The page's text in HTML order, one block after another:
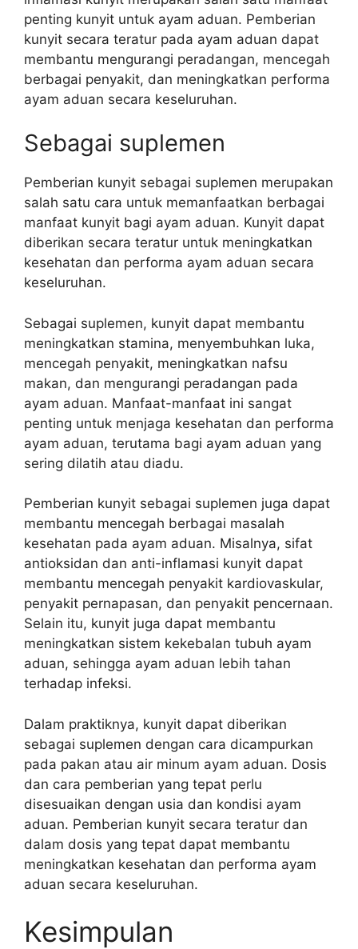
penting kunyit untuk ayam aduan. Pemberian
kunyit secara teratur pada ayam aduan dapat
membantu mengurangi peradangan, mencegah
berbagai penyakit, dan meningkatkan performa
ayam aduan secara keseluruhan.
Sebagai suplemen
Pemberian kunyit sebagai suplemen merupakan
salah satu cara untuk memanfaatkan berbagai
manfaat kunyit bagi ayam aduan. Kunyit dapat
diberikan secara teratur untuk meningkatkan
kesehatan dan performa ayam aduan secara
keseluruhan.
Sebagai suplemen, kunyit dapat membantu
meningkatkan stamina, menyembuhkan luka,
mencegah penyakit, meningkatkan nafsu
makan, dan mengurangi peradangan pada
ayam aduan. Manfaat-manfaat ini sangat
penting untuk menjaga kesehatan dan performa
ayam aduan, terutama bagi ayam aduan yang
sering dilatih atau diadu.
Pemberian kunyit sebagai suplemen juga dapat
membantu mencegah berbagai masalah
kesehatan pada ayam aduan. Misalnya, sifat
antioksidan dan anti-inflamasi kunyit dapat
membantu mencegah penyakit kardiovaskular,
penyakit pernapasan, dan penyakit pencernaan.
Selain itu, kunyit juga dapat membantu
meningkatkan sistem kekebalan tubuh ayam
aduan, sehingga ayam aduan lebih tahan
terhadap infeksi.
Dalam praktiknya, kunyit dapat diberikan
sebagai suplemen dengan cara dicampurkan
pada pakan atau air minum ayam aduan. Dosis
dan cara pemberian yang tepat perlu
disesuaikan dengan usia dan kondisi ayam
aduan. Pemberian kunyit secara teratur dan
dalam dosis yang tepat dapat membantu
meningkatkan kesehatan dan performa ayam
aduan secara keseluruhan.
Kesimpulan